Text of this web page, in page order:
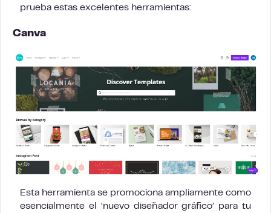
prueba estas excelentes herramientas:
Canva
Esta herramienta se promociona ampliamente como
esencialmente el ‘nuevo diseñador gráfico’ para tu